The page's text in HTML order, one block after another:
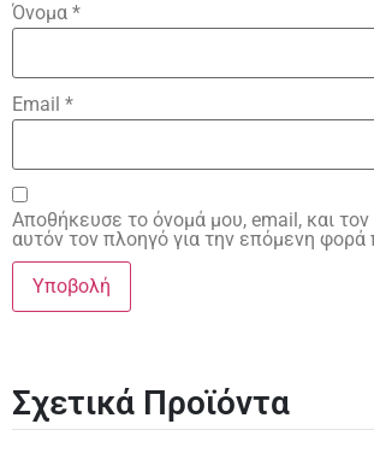
Όνομα *
Email *
Αποθήκευσε το όνομά μου, email, και
αυτόν τον πλοηγό για την επόμενη
Σχετικά Προϊόντα